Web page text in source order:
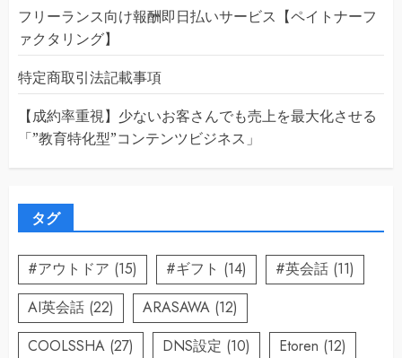
フリーランス向け報酬即日払いサービス【ペイトナーフ
ァクタリング】
特定商取引法記載事項
【成約率重視】少ないお客さんでも売上を最大化させる
「”教育特化型”コンテンツビジネス」
タグ
#アウトドア (15) #ギフト (14) #英会話 (11)
AI英会話 (22) ARASAWA (12)
COOLSSHA (27) DNS設定 (10) Etoren (12)